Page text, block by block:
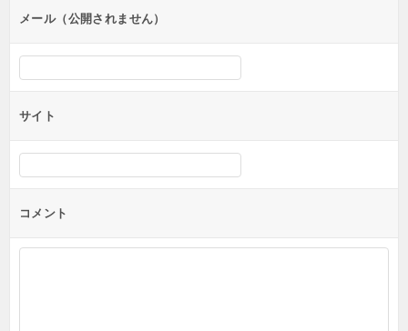
ンメール（公開されません）
サイト
コメント